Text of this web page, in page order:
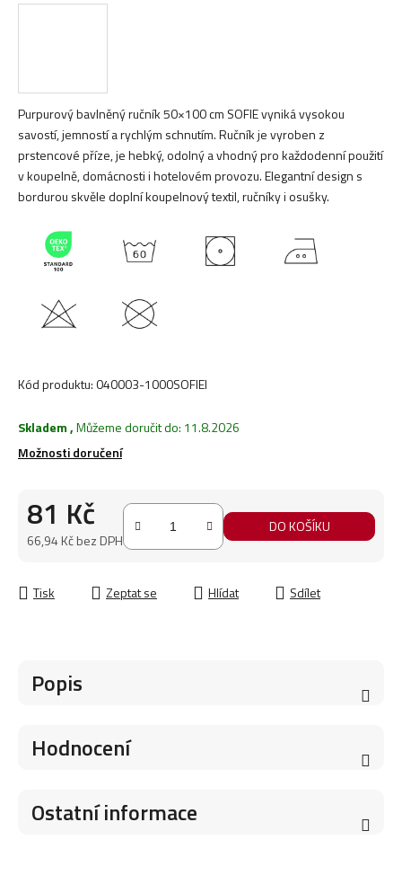
Purpurový bavlněný ručník 50×100 cm SOFIE vyniká vysokou
savostí, jemností a rychlým schnutím. Ručník je vyroben z
prstencové příze, je hebký, odolný a vhodný pro každodenní použití
v koupelně, domácnosti i hotelovém provozu. Elegantní design s
bordurou skvěle doplní koupelnový textil, ručníky i osušky.
Kód produktu:040003-1000SOFIEI
Skladem,Můžeme doručit do: 11.8.2026
Možnosti doručení
81 Kč
66,94 Kč bez DPH
DO KOŠÍKU
Tisk Zeptat se Hlídat Sdílet
Popis
Hodnocení
Ostatní informace